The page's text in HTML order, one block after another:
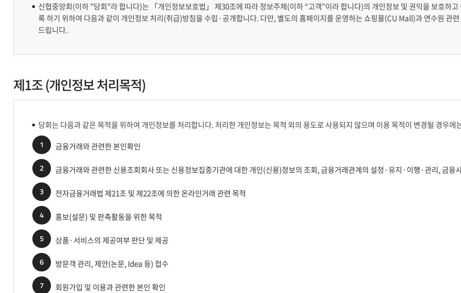
신협중앙회(이하 "당회"라 합니다)는 「개인정보보호법」 제30조에 따라 정보주체(이하 “고객”이라 합니다)의 개인정보 및 권익을 보호하
록 하기 위하여 다음과 같이 개인정보 처리(취급)방침을 수립·공개합니다. 다만, 별도의 홈페이지를 운영하는 쇼핑몰(CU Mall)과 연수원 관
드립니다.
제1조 (개인정보 처리목적)
당회는 다음과 같은 목적을 위하여 개인정보를 처리합니다. 처리한 개인정보는 목적 외의 용도로 사용되지 않으며 이용 목적이 변경될 경우에
1
금융거래와 관련한 본인확인
2
금융거래와 관련한 신용조회회사 또는 신용정보집중기관에 대한 개인(신용)정보의 조회, 금융거래관계의 설정·유지·이행·관리, 금융
3
전자금융거래법 제21조 및 제22조에 의한 온라인거래 관련 목적
4
홍보(설문) 및 판촉활동을 위한 목적
5
상품·서비스의 제공여부 판단 및 제공
6
방문객 관리, 제안(논문, Idea 등) 접수
7
회원가입 및 이용과 관련한 본인 확인